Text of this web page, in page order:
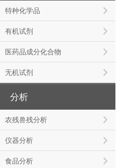
特种化学品
有机试剂
医药品成分化合物
无机试剂
分析
农残兽残分析
仪器分析
食品分析